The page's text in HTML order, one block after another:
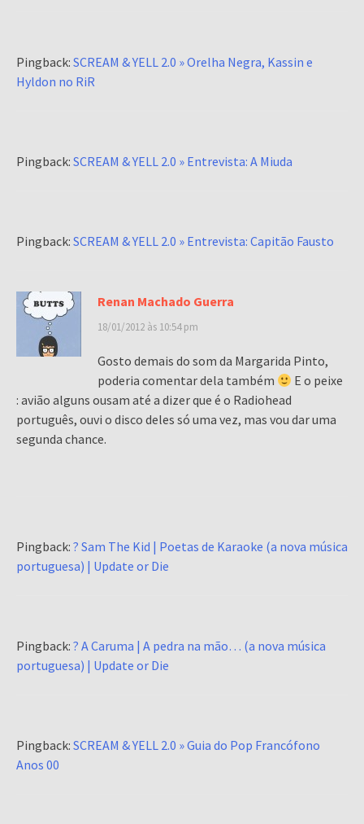
Pingback: SCREAM & YELL 2.0 » Orelha Negra, Kassin e
Hyldon no RiR
Pingback: SCREAM & YELL 2.0 » Entrevista: A Miuda
Pingback: SCREAM & YELL 2.0 » Entrevista: Capitão Fausto
Renan Machado Guerra
18/01/2012 às 10:54 pm
Gosto demais do som da Margarida Pinto,
poderia comentar dela também
E o peixe
: avião alguns ousam até a dizer que é o Radiohead
português, ouvi o disco deles só uma vez, mas vou dar uma
segunda chance.
Pingback: ? Sam The Kid | Poetas de Karaoke (a nova música
portuguesa) | Update or Die
Pingback: ? A Caruma | A pedra na mão… (a nova música
portuguesa) | Update or Die
Pingback: SCREAM & YELL 2.0 » Guia do Pop Francófono
Anos 00